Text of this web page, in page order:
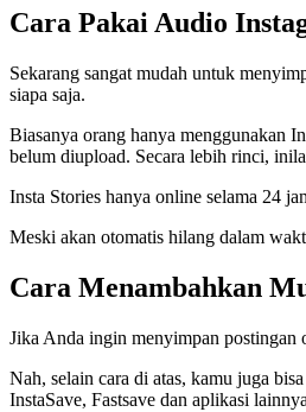
Cara Pakai Audio
Sekarang sangat mudah untuk
siapa saja.
Biasanya orang hanya menggunakan
belum diupload. Secara lebih rinci,
Insta Stories hanya online selama 24
Meski akan otomatis hilang dalam
Cara Menambahkan
Jika Anda ingin menyimpan postingan
Nah, selain cara di atas, kamu juga
InstaSave, Fastsave dan aplikasi